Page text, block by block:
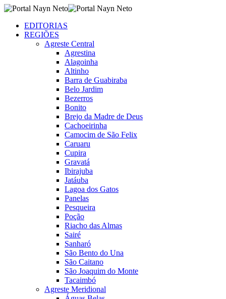
EDITORIAS
REGIÕES
Agreste Central
Agrestina
Alagoinha
Altinho
Barra de Guabiraba
Belo Jardim
Bezerros
Bonito
Brejo da Madre de Deus
Cachoeirinha
Camocim de São Felix
Caruaru
Cupira
Gravatá
Ibirajuba
Jatáuba
Lagoa dos Gatos
Panelas
Pesqueira
Poção
Riacho das Almas
Sairé
Sanharó
São Bento do Una
São Caitano
São Joaquim do Monte
Tacaimbó
Agreste Meridional